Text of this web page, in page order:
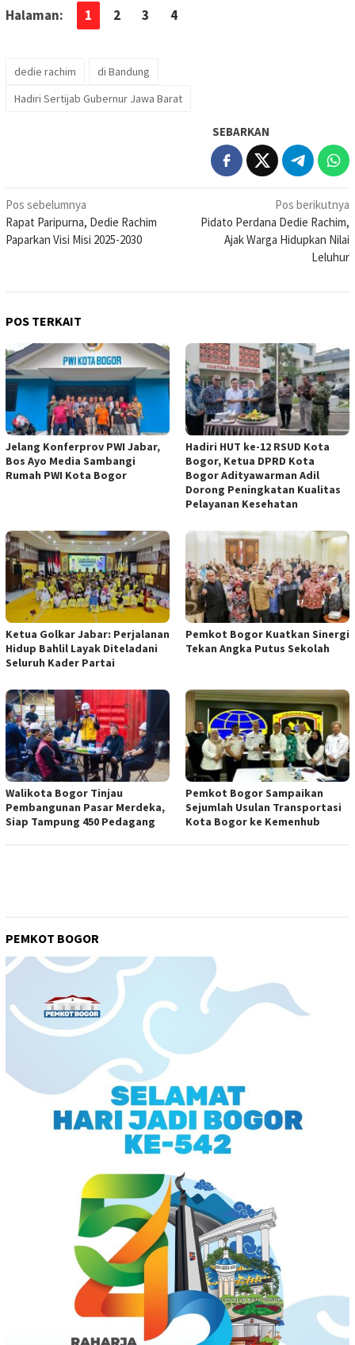
Halaman: 1 2 3 4
dedie rachim
di Bandung
Hadiri Sertijab Gubernur Jawa Barat
SEBARKAN
Navigasi
pos
Pos sebelumnya
Rapat Paripurna, Dedie Rachim
Paparkan Visi Misi 2025-2030
Pos berikutnya
Pidato Perdana Dedie Rachim,
Ajak Warga Hidupkan Nilai
Leluhur
POS TERKAIT
Jelang Konferprov PWI Jabar,
Bos Ayo Media Sambangi
Rumah PWI Kota Bogor
Hadiri HUT ke-12 RSUD Kota
Bogor, Ketua DPRD Kota
Bogor Adityawarman Adil
Dorong Peningkatan Kualitas
Pelayanan Kesehatan
Ketua Golkar Jabar: Perjalanan
Hidup Bahlil Layak Diteladani
Seluruh Kader Partai
Pemkot Bogor Kuatkan Sinergi
Tekan Angka Putus Sekolah
Walikota Bogor Tinjau
Pembangunan Pasar Merdeka,
Siap Tampung 450 Pedagang
Pemkot Bogor Sampaikan
Sejumlah Usulan Transportasi
Kota Bogor ke Kemenhub
PEMKOT BOGOR